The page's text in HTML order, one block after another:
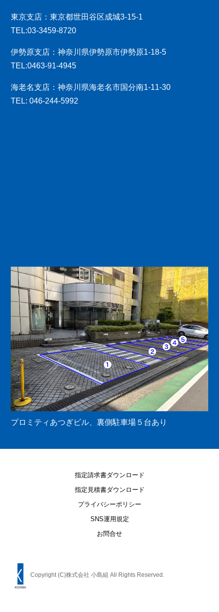
東京支店：東京都世田谷区成城3-15-1
TEL:03-3459-8720
伊勢原支店：神奈川県伊勢原市伊勢原1-18-5
TEL:0463-91-4945
海老名支店：神奈川県海老名市国分南1-11-30
TEL: 046-244-5992
プロミティあつぎビル、裏側駐車場５台あり
指定請求書ダウンロード
指定見積書ダウンロード
プライバシーポリシー
SNS運用規定
お問合せ
Copyright (C)株式会社 小島組 All Rights Reserved.